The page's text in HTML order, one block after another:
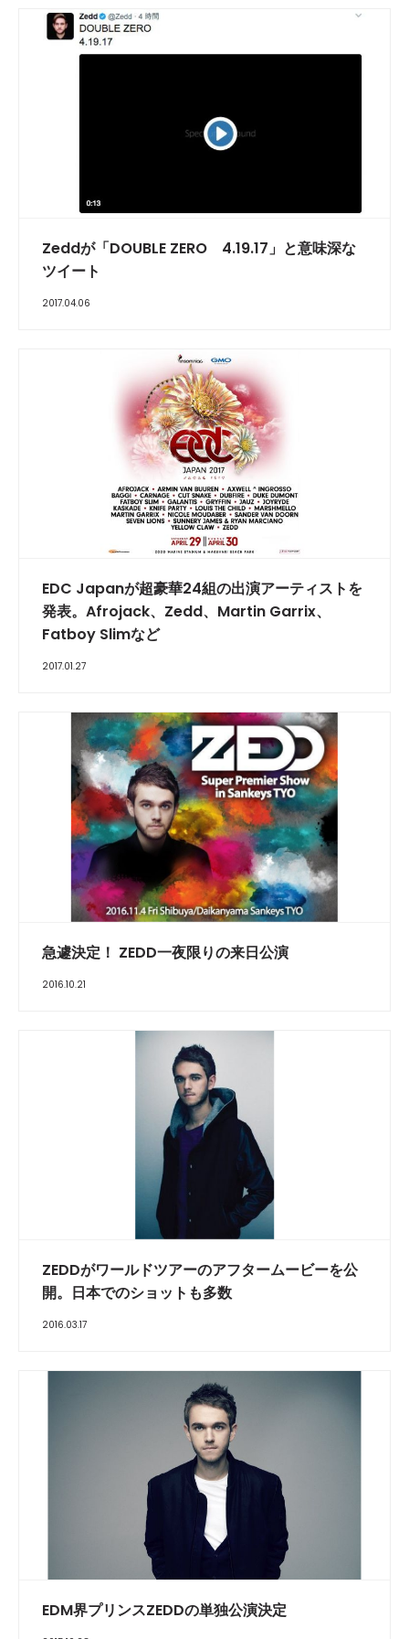
Zeddが「DOUBLE ZERO 4.19.17」と意味深な
ツイート
2017.04.06
EDC Japanが超豪華24組の出演アーティストを
発表。Afrojack、Zedd、Martin Garrix、
Fatboy Slimなど
2017.01.27
急遽決定！ ZEDD一夜限りの来日公演
2016.10.21
ZEDDがワールドツアーのアフタームービーを公
開。日本でのショットも多数
2016.03.17
EDM界プリンスZEDDの単独公演決定